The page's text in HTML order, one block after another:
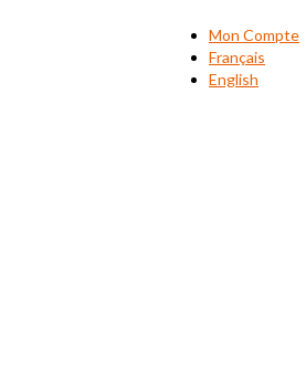
Mon Compte
Français
English